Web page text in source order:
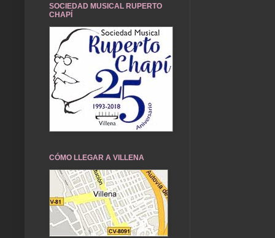
SOCIEDAD MUSICAL RUPERTO
CHAPÍ
CÓMO LLEGAR A VILLENA